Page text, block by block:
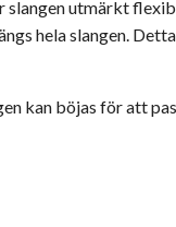
slangen utmärkt
hela slangen.
kan böjas för att